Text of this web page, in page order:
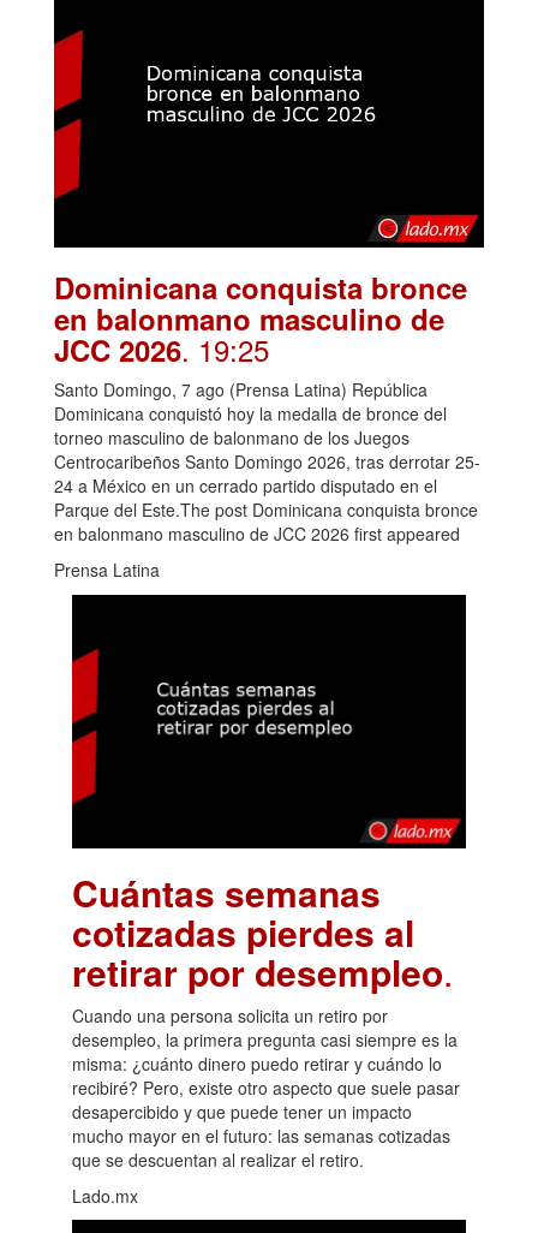
Dominicana conquista bronce
en balonmano masculino de
JCC 2026. 19:25
Santo Domingo, 7 ago (Prensa Latina) República
Dominicana conquistó hoy la medalla de bronce del
torneo masculino de balonmano de los Juegos
Centrocaribeños Santo Domingo 2026, tras derrotar 25-
24 a México en un cerrado partido disputado en el
Parque del Este.The post Dominicana conquista bronce
en balonmano masculino de JCC 2026 first appeared
Prensa Latina
Cuántas semanas
cotizadas pierdes al
retirar por desempleo.
Cuando una persona solicita un retiro por
desempleo, la primera pregunta casi siempre es la
misma: ¿cuánto dinero puedo retirar y cuándo lo
recibiré? Pero, existe otro aspecto que suele pasar
desapercibido y que puede tener un impacto
mucho mayor en el futuro: las semanas cotizadas
que se descuentan al realizar el retiro.
Lado.mx